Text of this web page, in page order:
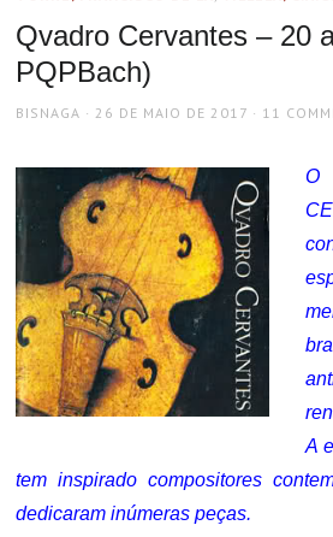
Qvadro Cervantes – 20
PQPBach)
AUTHOR
BISNAGA
POSTED
26 DE MAIO DE 2017 11
A
tem inspirado compositores
dedicaram inúmeras peças.